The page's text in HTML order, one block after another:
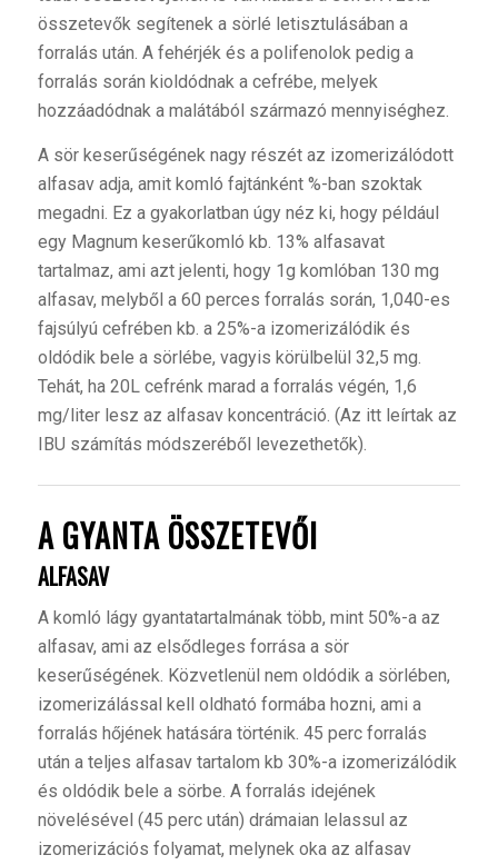
összetevők segítenek a sörlé letisztulásában a
forralás után. A fehérjék és a polifenolok pedig a
forralás során kioldódnak a cefrébe, melyek
hozzáadódnak a malátából származó mennyiséghez.
A sör keserűségének nagy részét az izomerizálódott
alfasav adja, amit komló fajtánként %-ban szoktak
megadni. Ez a gyakorlatban úgy néz ki, hogy például
egy Magnum keserűkomló kb. 13% alfasavat
tartalmaz, ami azt jelenti, hogy 1g komlóban 130 mg
alfasav, melyből a 60 perces forralás során, 1,040-es
fajsúlyú cefrében kb. a 25%-a izomerizálódik és
oldódik bele a sörlébe, vagyis körülbelül 32,5 mg.
Tehát, ha 20L cefrénk marad a forralás végén, 1,6
mg/liter lesz az alfasav koncentráció. (Az itt leírtak az
IBU számítás módszeréből levezethetők).
A GYANTA ÖSSZETEVŐI
ALFASAV
A komló lágy gyantatartalmának több, mint 50%-a az
alfasav, ami az elsődleges forrása a sör
keserűségének. Közvetlenül nem oldódik a sörlében,
izomerizálással kell oldható formába hozni, ami a
forralás hőjének hatására történik. 45 perc forralás
után a teljes alfasav tartalom kb 30%-a izomerizálódik
és oldódik bele a sörbe. A forralás idejének
növelésével (45 perc után) drámaian lelassul az
izomerizációs folyamat, melynek oka az alfasav